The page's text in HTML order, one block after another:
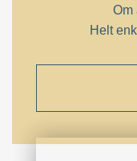
Om
Helt